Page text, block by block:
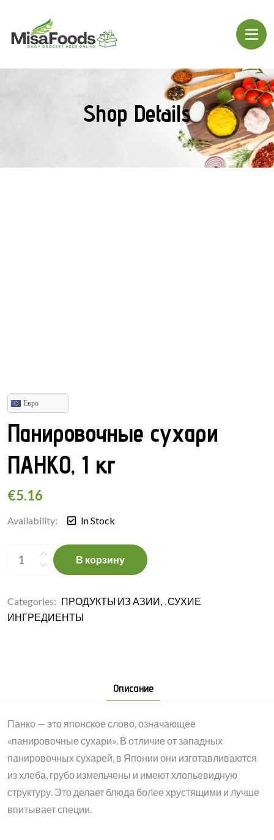
Shop Details
Евро
Панировочные сухари
ПАНКО, 1 кг
€5.16
Availability: In Stock
Панировочные
сухари
ПАНКО,
В корзину
Categories: ПРОДУКТЫ ИЗ АЗИИ ,СУХИЕ
ИНГРЕДИЕНТЫ
Описание
Панко — это японское слово, означающее
«панировочные сухари». В отличие от западных
панировочных сухарей, в Японии они изготавливаются
из хлеба, грубо измельчены и имеют хлопьевидную
структуру. Это делает блюда более хрустящими и лучше
впитывает специи.